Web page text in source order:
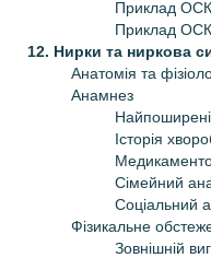
Приклад
Приклад
12. Нирки та ниркова
Анатомія та
Анамнез
Історія
Сімейний
Соціальний
Фізикальне
Зовнішній